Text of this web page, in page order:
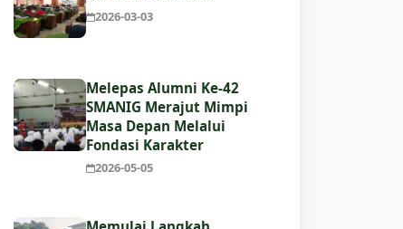
2026-03-03
Melepas Alumni Ke-42
SMANIG Merajut Mimpi
Masa Depan Melalui
Fondasi Karakter
2026-05-05